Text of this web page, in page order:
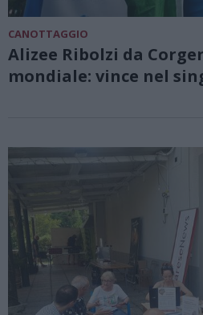
CANOTTAGGIO
Alizee Ribolzi da
mondiale: vince nel